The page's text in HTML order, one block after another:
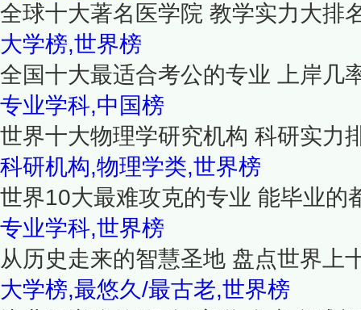
全球十大著名医学院 教学实力大排
大学榜,世界榜
全国十大最适合考公的专业 上岸几
专业学科,中国榜
世界十大物理学研究机构 科研实力
科研机构,物理学类,世界榜
世界10大最难攻克的专业 能毕业的
专业学科,世界榜
从历史走来的智慧圣地 盘点世界上
大学榜,最悠久/最古老,世界榜